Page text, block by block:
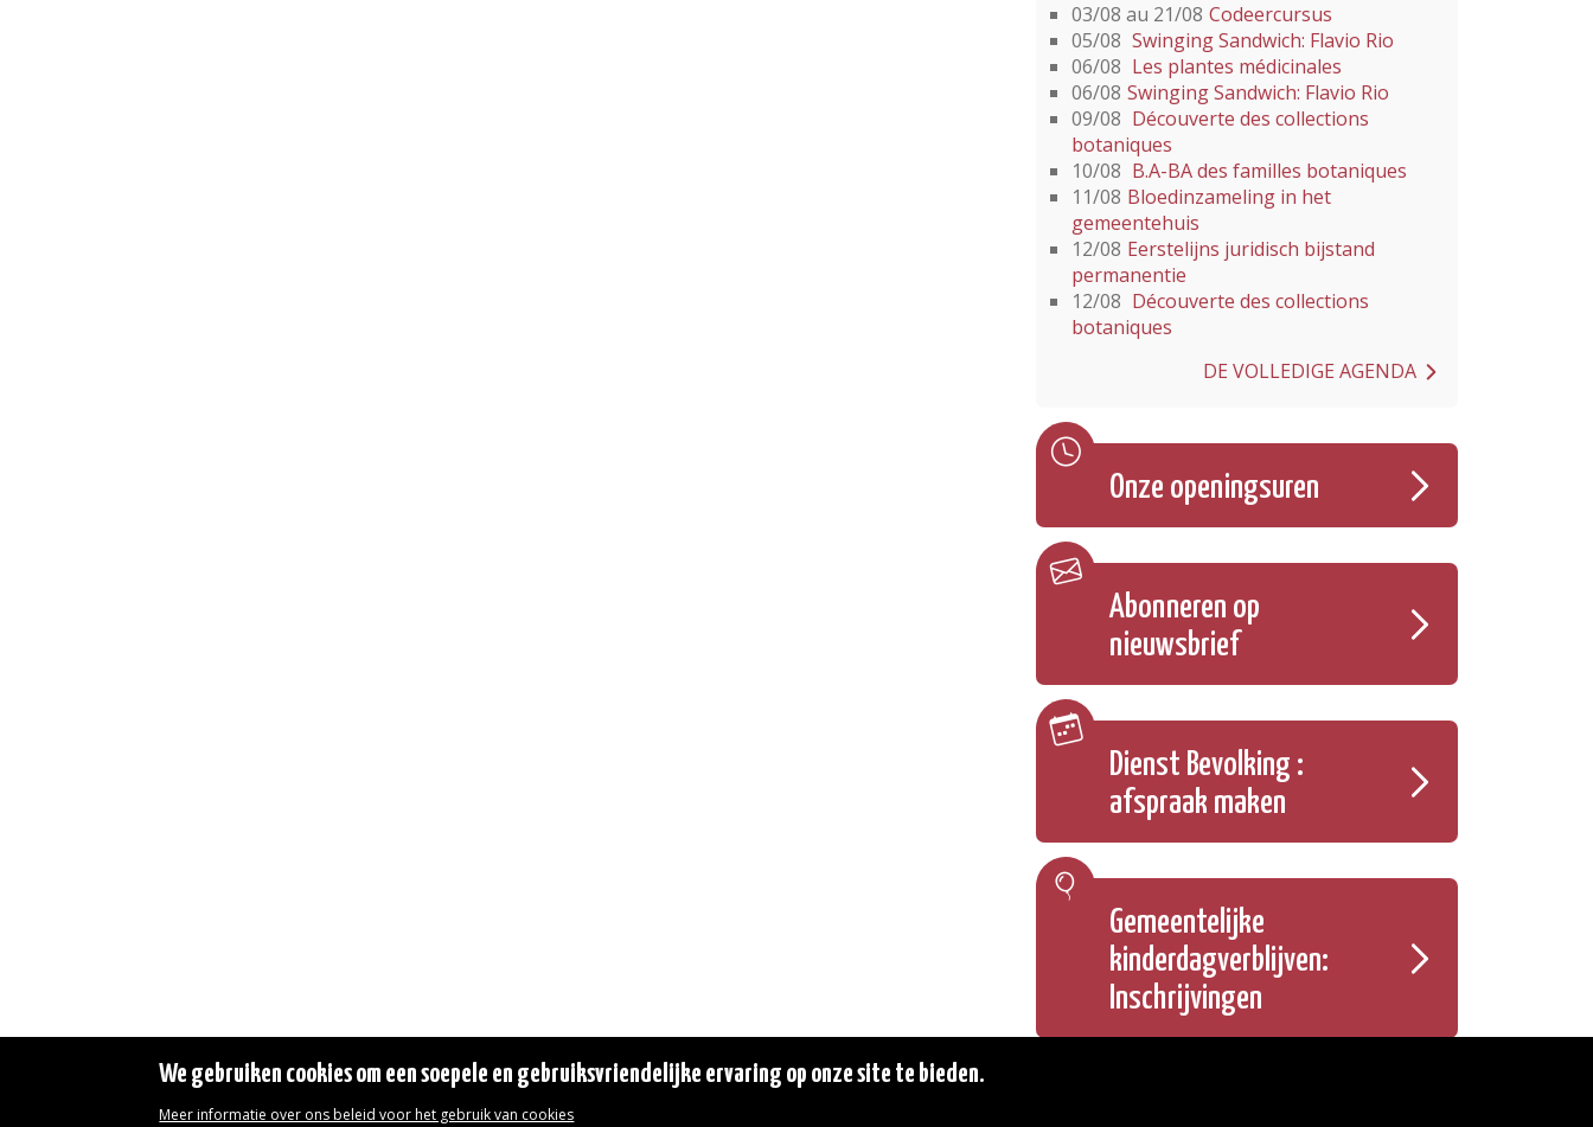
03/08 au 21/08 Codeercursus
05/08 Swinging Sandwich: Flavio Rio
06/08 Les plantes médicinales
06/08 Swinging Sandwich: Flavio Rio
09/08 Découverte des collections
botaniques
10/08 B.A-BA des familles botaniques
11/08 Bloedinzameling in het
gemeentehuis
12/08 Eerstelijns juridisch bijstand
permanentie
12/08 Découverte des collections
botaniques
DE VOLLEDIGE AGENDA
Onze openingsuren
Abonneren op
nieuwsbrief
Dienst Bevolking :
afspraak maken
Gemeentelijke
kinderdagverblijven:
Inschrijvingen
We gebruiken cookies om een soepele en gebruiksvriendelijke ervaring op onze site te bieden.
Meer informatie over ons beleid voor het gebruik van cookies